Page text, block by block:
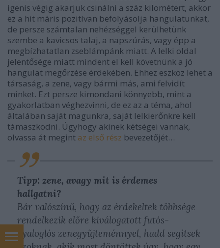
igenis végig akarjuk csinálni a száz kilométert, akkor
ez a hit máris pozitívan befolyásolja hangulatunkat,
de persze számtalan nehézséggel kerülhetünk
szembe a kavicsos talaj, a napszúrás, vagy épp a
megbízhatatlan zseblámpánk miatt. A lelki oldal
jelentősége miatt mindent el kell követnünk a jó
hangulat megőrzése érdekében. Ehhez eszköz lehet a
társaság, a zene, vagy bármi más, ami felvidít
minket. Ezt persze kimondani könnyebb, mint a
gyakorlatban véghezvinni, de ez az a téma, ahol
általában saját magunkra, saját lelkierőnkre kell
támaszkodni. Úgyhogy akinek kétségei vannak,
olvassa át megint az első rész bevezetőjét…
Tipp: zene, avagy mit is érdemes
hallgatni?
Bár valószínű, hogy az érdekeltek többsége
rendelkezik előre kiválogatott futós-
gyaloglós zenegyűjteménnyel, hadd segítsek